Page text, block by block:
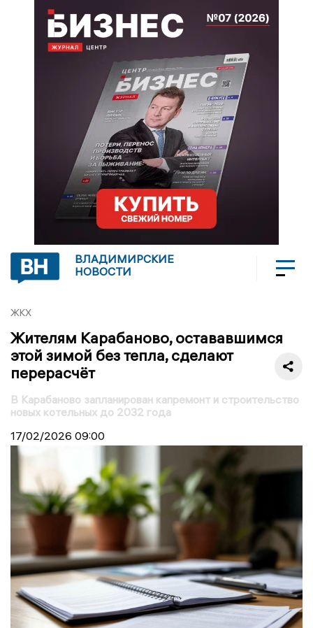
ВЛАДИМИРСКИЕ
НОВОСТИ
ЖКХ
Жителям Карабаново, остававшимся
этой зимой без тепла, сделают
перерасчёт
В Карабаново запланирован капремонт и строительство
новых котельных до 2032 года
17/02/2026 09:00